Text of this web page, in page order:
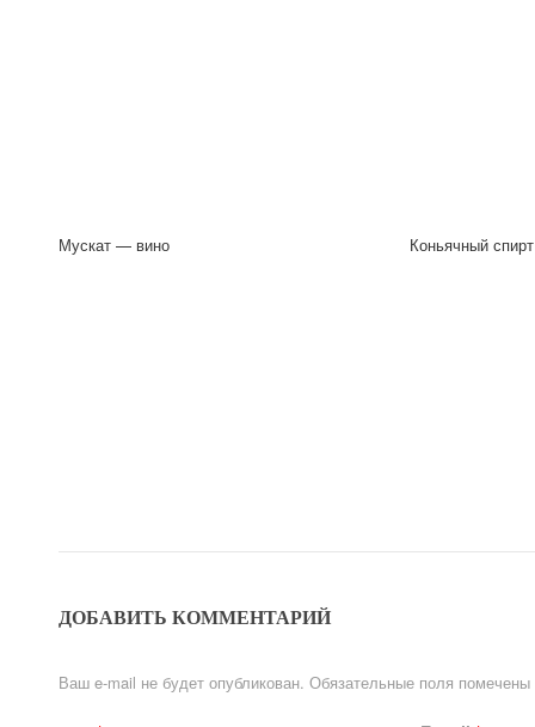
Мускат — вино Коньячный спирт
ДОБАВИТЬ КОММЕНТАРИЙ
Ваш e-mail не будет опубликован. Обязательные поля помечены